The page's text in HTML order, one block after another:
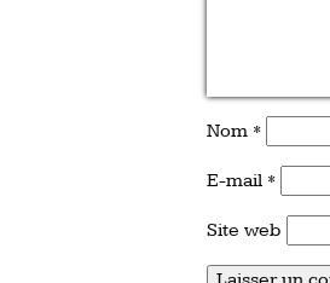
Nom *
E-mail *
Site web